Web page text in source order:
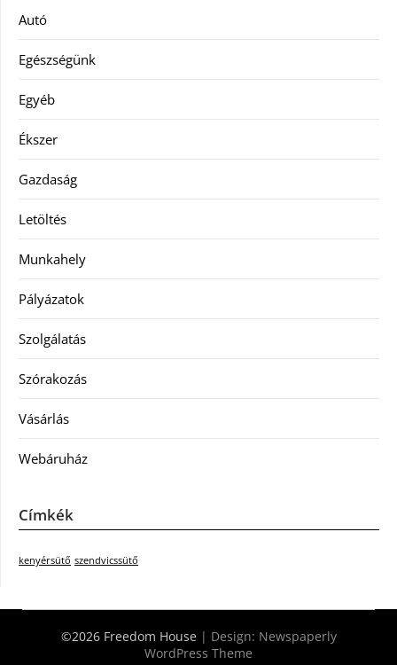
Autó
Egészségünk
Egyéb
Ékszer
Gazdaság
Letöltés
Munkahely
Pályázatok
Szolgálatás
Szórakozás
Vásárlás
Webáruház
Címkék
kenyérsütő szendvicssütő
©2026 Freedom House | Design: Newspaperly
WordPress Theme